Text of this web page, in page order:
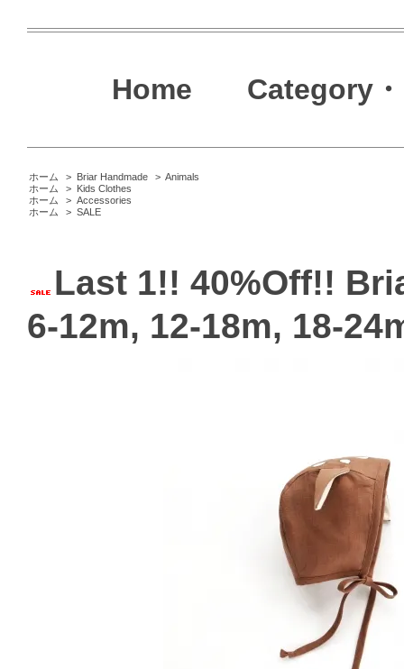
Home Category
ホーム > Briar Handmade > Animals
ホーム
> Kids Clothes
ホーム
> Accessories
ホーム
> SALE
Last 1!! 40%Off!!
6-12m, 12-18m, 18-